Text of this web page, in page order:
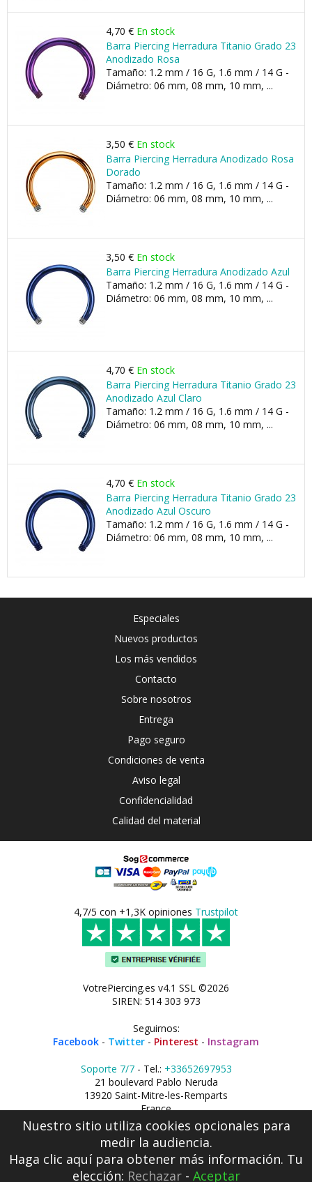
4,70 € En stock
Barra Piercing Herradura Titanio Grado 23
Anodizado Rosa
Tamaño: 1.2 mm / 16 G, 1.6 mm / 14 G -
Diámetro: 06 mm, 08 mm, 10 mm, ...
3,50 € En stock
Barra Piercing Herradura Anodizado Rosa
Dorado
Tamaño: 1.2 mm / 16 G, 1.6 mm / 14 G -
Diámetro: 06 mm, 08 mm, 10 mm, ...
3,50 € En stock
Barra Piercing Herradura Anodizado Azul
Tamaño: 1.2 mm / 16 G, 1.6 mm / 14 G -
Diámetro: 06 mm, 08 mm, 10 mm, ...
4,70 € En stock
Barra Piercing Herradura Titanio Grado 23
Anodizado Azul Claro
Tamaño: 1.2 mm / 16 G, 1.6 mm / 14 G -
Diámetro: 06 mm, 08 mm, 10 mm, ...
4,70 € En stock
Barra Piercing Herradura Titanio Grado 23
Anodizado Azul Oscuro
Tamaño: 1.2 mm / 16 G, 1.6 mm / 14 G -
Diámetro: 06 mm, 08 mm, 10 mm, ...
Especiales
Nuevos productos
Los más vendidos
Contacto
Sobre nosotros
Entrega
Pago seguro
Condiciones de venta
Aviso legal
Confidencialidad
Calidad del material
4,7/5 con +1,3K opiniones Trustpilot
VotrePiercing.es v4.1 SSL ©2026
SIREN: 514 303 973
Seguirnos:
Facebook - Twitter - Pinterest - Instagram
Soporte 7/7- Tel.: +33652697953
21 boulevard Pablo Neruda
13920 Saint-Mitre-les-Remparts
France
Nuestro sitio utiliza cookies opcionales para
medir la audiencia.
Haga clic aquípara obtener más información. Tu
elección: Rechazar- Aceptar